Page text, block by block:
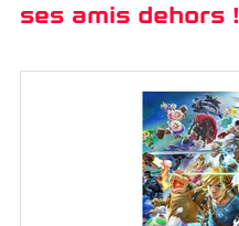
ses amis dehors !